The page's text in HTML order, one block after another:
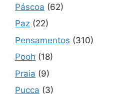
Páscoa (62)
Paz (22)
Pensamentos (310)
Pooh (18)
Praia (9)
Pucca (3)